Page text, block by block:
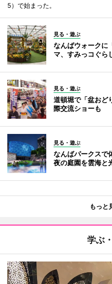
5）で始まった。
見る・遊ぶ
なんばウォーク
マ、すみっコぐら
見る・遊ぶ
道頓堀で「盆お
際交流ショーも
見る・遊ぶ
なんばパークスで
夜の庭園を雲海と
もっと
学ぶ